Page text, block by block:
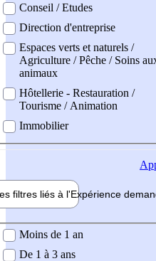
Conseil / Etudes
Direction d'entreprise
Espaces verts et naturels /
Agriculture / Pêche / Soins
animaux
Hôtellerie - Restauration /
Tourisme / Animation
Immobilier
filtres liés à l'Expérience
demandée
Moins de 1 an
De 1 à 3 ans